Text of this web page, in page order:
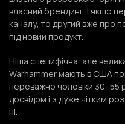
власний брендинг. І якщо
каналу, то другий вже про
під новий продукт.
Ніша специфічна, але
Warhammer мають в США
переважно чоловіки 30–55
досвідом і з дуже чітким
ні.